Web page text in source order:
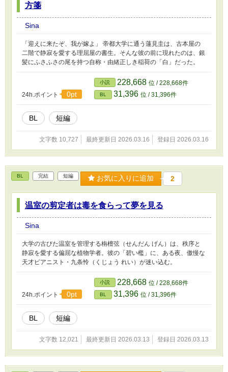
方箋
Sina
「迎えに来たぞ、我が嫁よ」 帝都大学に通う蓮見圭は、古本屋の
二階で静寂を愛する理屈屋の書生。そんな彼の前に現れたのは、銀
髪にふさふさの尾を持つ自称・由緒正しき稲荷の「白」だった。
24h.ポイント 0pt
小説 228,668 位 / 228,668件
BL 31,396 位 / 31,396件
BL 短編
文字数 10,727 最終更新日 2026.03.16 登録日 2026.03.16
BL 完結 短編 お気に入りに追加 2
温室の剪定者は毒を食らって夢を見る
Sina
大学の古びた温室を管理する栴檀弦（せんだん げん）は、秩序と
静寂を愛する偏屈な植物学者。彼の「碧い檻」に、ある夜、傲慢な
天才ピアニスト・九条怜（くじょう れい）が迷い込む。
24h.ポイント 0pt
小説 228,668 位 / 228,668件
BL 31,396 位 / 31,396件
BL 短編
文字数 12,021 最終更新日 2026.03.13 登録日 2026.03.13